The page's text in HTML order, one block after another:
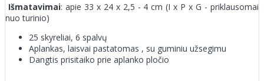
Išmatavimai: apie 33 x 24 x 2,5 - 4 cm (I x P x G - priklausomai
nuo turinio)
25 skyreliai, 6 spalvų
Aplankas, laisvai pastatomas , su guminiu užsegimu
Dangtis prisitaiko prie aplanko pločio